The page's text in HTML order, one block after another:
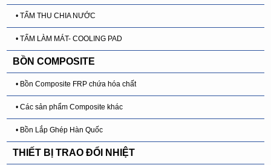
• TẤM THU CHIA NƯỚC
• TẤM LÀM MÁT- COOLING PAD
BỒN COMPOSITE
• Bồn Composite FRP chứa hóa chất
• Các sản phẩm Composite khác
• Bồn Lắp Ghép Hàn Quốc
THIẾT BỊ TRAO ĐỔI NHIỆT